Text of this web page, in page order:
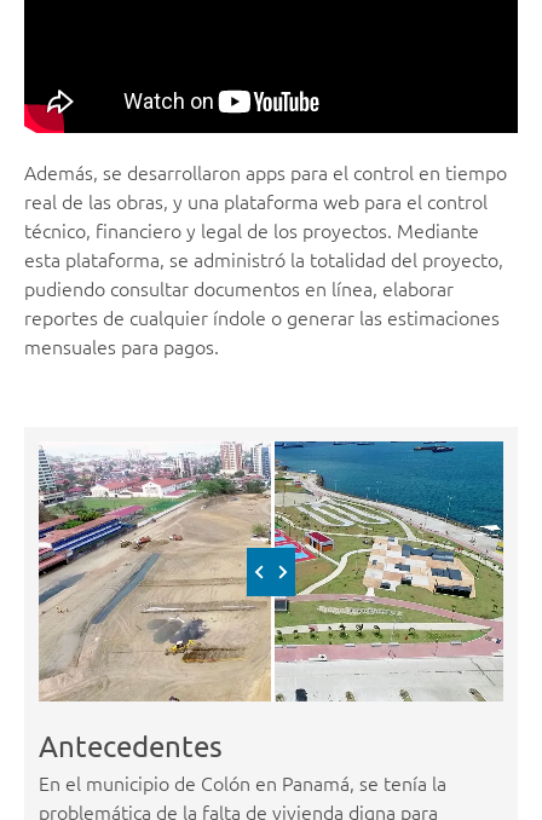
Además, se desarrollaron apps para el control en tiempo
real de las obras, y una plataforma web para el control
técnico, financiero y legal de los proyectos. Mediante
esta plataforma, se administró la totalidad del proyecto,
pudiendo consultar documentos en línea, elaborar
reportes de cualquier índole o generar las estimaciones
mensuales para pagos.
Antecedentes
En el municipio de Colón en Panamá, se tenía la
problemática de la falta de vivienda digna para